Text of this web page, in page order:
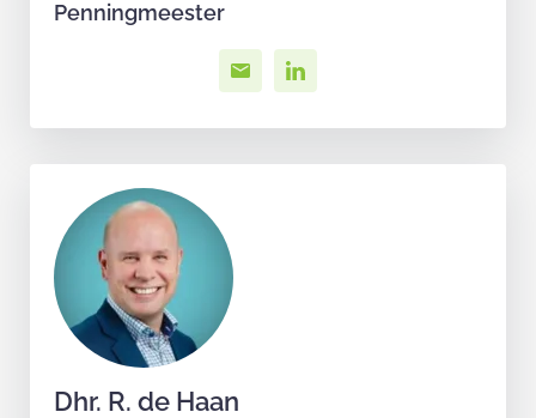
Penningmeester
Dhr. R. de Haan